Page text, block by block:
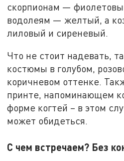
скорпионам —
водолеям — желтый, а
лиловый и сиреневый.
Что не стоит надевать,
костюмы в голубом,
коричневом оттенке.
принте, напоминающем
форме когтей – в этом
может обидеться.
С чем встречаем? Без